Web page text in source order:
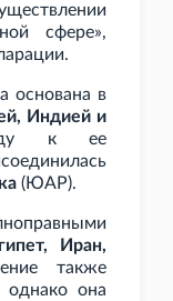
сфере»,
основана в
Индией и
к ее
(ЮАР).
Иран,
также
однако она